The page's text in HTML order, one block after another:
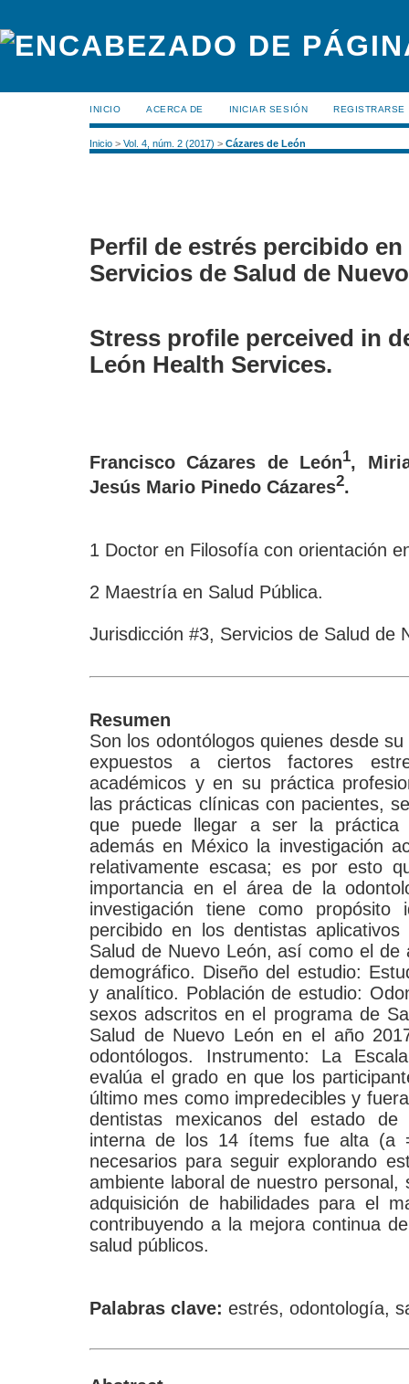
INICIO ACERCA DE INICIAR SESIÓN REGISTRARSE
Inicio > Vol. 4, núm. 2 (2017) > Cázares de León
Perfil de estrés percibido
Servicios de Salud de
Stress profile perceived in
León Health Services.
Francisco Cázares de León1,
Jesús Mario Pinedo Cázares2.
1 Doctor en Filosofía con orientación
2 Maestría en Salud Pública.
Jurisdicción #3, Servicios de Salud de
Resumen
Son los odontólogos quienes desde
expuestos a ciertos factores
académicos y en su práctica
las prácticas clínicas con pacientes,
que puede llegar a ser la práctica
además en México la investigación
relativamente escasa; es por esto
importancia en el área de la
investigación tiene como
percibido en los dentistas
Salud de Nuevo León, así como el de
demográfico. Diseño del estudio:
y analítico. Población de estudio:
sexos adscritos en el programa de
Salud de Nuevo León en el año
odontólogos. Instrumento: La
evalúa el grado en que los
último mes como impredecibles y
dentistas mexicanos del estado
interna de los 14 ítems fue alta (a
necesarios para seguir explorando
ambiente laboral de nuestro personal,
adquisición de habilidades para el
contribuyendo a la mejora continua
salud públicos.
Palabras clave: estrés, odontología,